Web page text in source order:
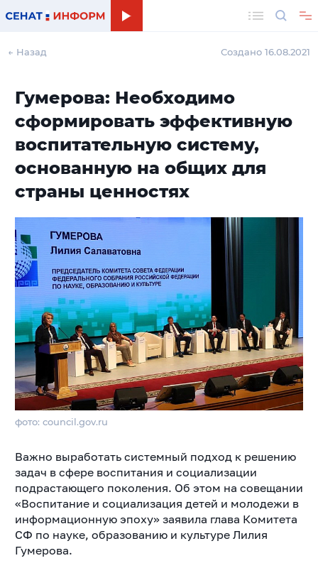
← Назад Создано 16.08.2021
Гумерова: Необходимо
сформировать эффективную
воспитательную систему,
основанную на общих для
страны ценностях
фото: council.gov.ru
Важно выработать системный подход к решению
задач в сфере воспитания и социализации
подрастающего поколения. Об этом на совещании
«Воспитание и социализация детей и молодежи в
информационную эпоху» заявила глава Комитета
СФ по науке, образованию и культуре Лилия
Гумерова.